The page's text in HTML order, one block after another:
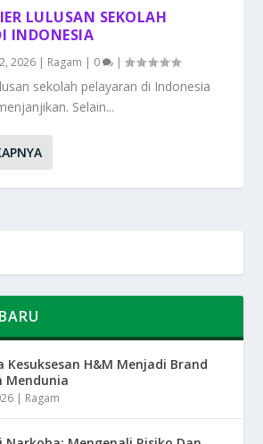
LULUSAN SEKOLAH
INDONESIA
2026 | Ragam | 0 |
sekolah pelayaran di Indonesia
Selain...
Kesuksesan H&M Menjadi Brand
Mendunia
| Ragam